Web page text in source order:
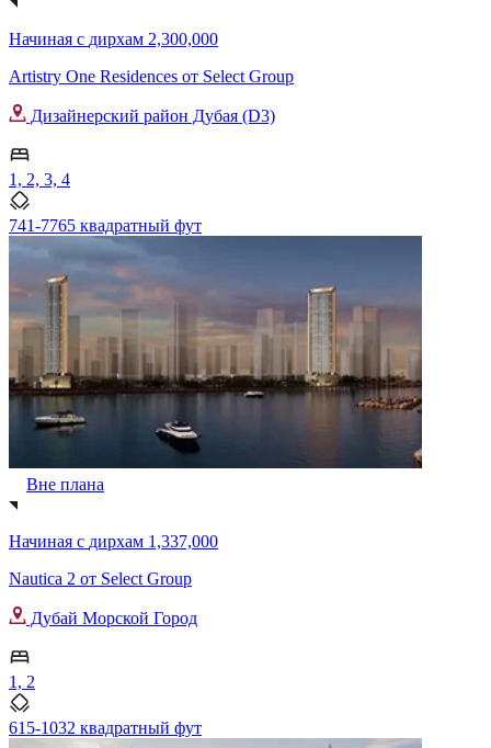
Начиная с дирхам 2,300,000
Artistry One Residences от Select Group
Дизайнерский район Дубая (D3)
1, 2, 3, 4
741-7765 квадратный фут
Вне плана
Начиная с дирхам 1,337,000
Nautica 2 от Select Group
Дубай Морской Город
1, 2
615-1032 квадратный фут